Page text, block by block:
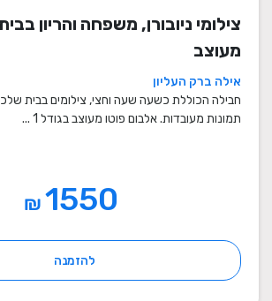
צילומי ניובורן, משפחה והריון
מעוצב
אילה ברק העליון
תמונות מעובדות. אלבום פוטו מעוצב בגודל 1 ...
₪
להזמנה